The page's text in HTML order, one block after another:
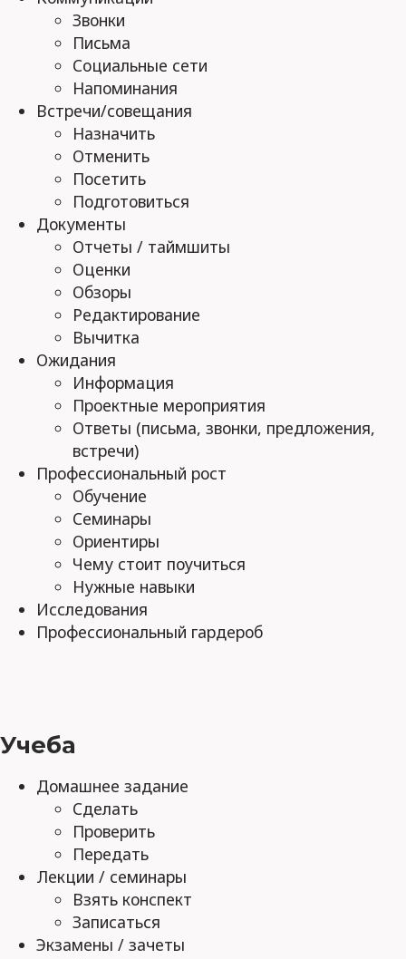
Звонки
Письма
Социальные сети
Напоминания
Встречи/совещания
Назначить
Отменить
Посетить
Подготовиться
Документы
Отчеты / таймшиты
Оценки
Обзоры
Редактирование
Вычитка
Ожидания
Информация
Проектные мероприятия
Ответы (письма, звонки, предложения,
встречи)
Профессиональный рост
Обучение
Семинары
Ориентиры
Чему стоит поучиться
Нужные навыки
Исследования
Профессиональный гардероб
Учеба
Домашнее задание
Сделать
Проверить
Передать
Лекции / семинары
Взять конспект
Записаться
Экзамены / зачеты